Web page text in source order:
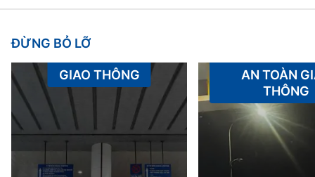
ĐỪNG BỎ LỠ
GIAO THÔNG
AN TOÀN
THÔNG